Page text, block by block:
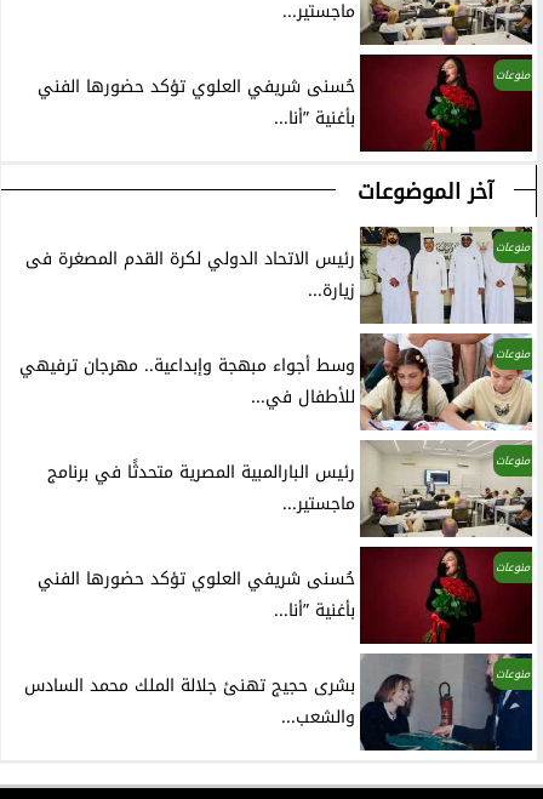
ماجستير...
منوعات
حُسنى شريفي العلوي تؤكد حضورها الفني
بأغنية ”أنا...
آخر الموضوعات
منوعات
رئيس الاتحاد الدولي لكرة القدم المصغرة فى
زيارة...
منوعات
وسط أجواء مبهجة وإبداعية.. مهرجان ترفيهي
للأطفال في...
منوعات
رئيس البارالمبية المصرية متحدثًا في برنامج
ماجستير...
منوعات
حُسنى شريفي العلوي تؤكد حضورها الفني
بأغنية ”أنا...
منوعات
بشرى حجيج تهنئ جلالة الملك محمد السادس
والشعب...